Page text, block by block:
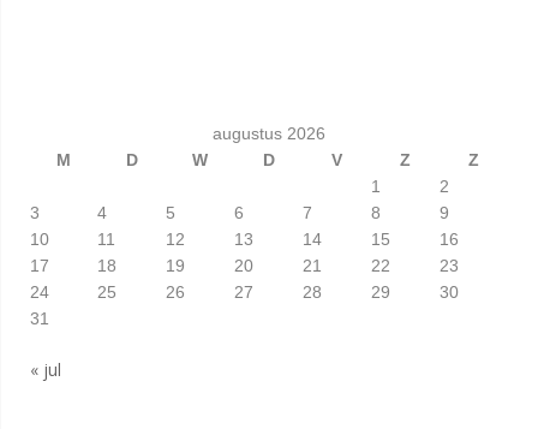
augustus 2026
M
D W D V Z
Z
1
2
3
4 5 6 7 8
9
10
11 12 13 14 15
16
17
18 19 20 21 22
23
24
25 26 27 28 29
30
31
« jul